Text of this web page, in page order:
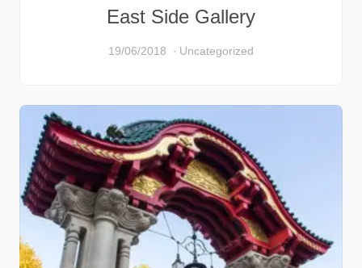
East Side Gallery
19/06/2018 Uncategorized